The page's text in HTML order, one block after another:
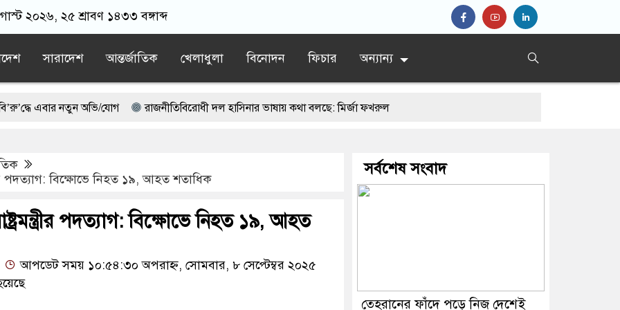
২০২৬, ২৫ শ্রাবণ ১৪৩৩ বঙ্গাব্দ
সারাদেশ আন্তর্জাতিক খেলাধুলা বিনোদন ফিচার অন্যান্য
নতুন অভি/যোগ রাজনীতিবিরোধী দল হাসিনার ভাষায় কথা বলছে: মির্জা ফখরুল
পদে প্রার্থী মনোনীত, কৃতজ্ঞতা জানিয়ে যা বললেন অলি আহমদ
পদত্যাগ: বিক্ষোভে নিহত ১৯, আহত শতাধিক
পদত্যাগ: বিক্ষোভে নিহত ১৯, আহত
আপডেট সময় ১০:৫৪:৩০ অপরাহ্ন, সোমবার, ৮ সেপ্টেম্বর ২০২৫
সর্বশেষ সংবাদ
তেহরানের ফাঁদে পড়ে নিজ দেশেই